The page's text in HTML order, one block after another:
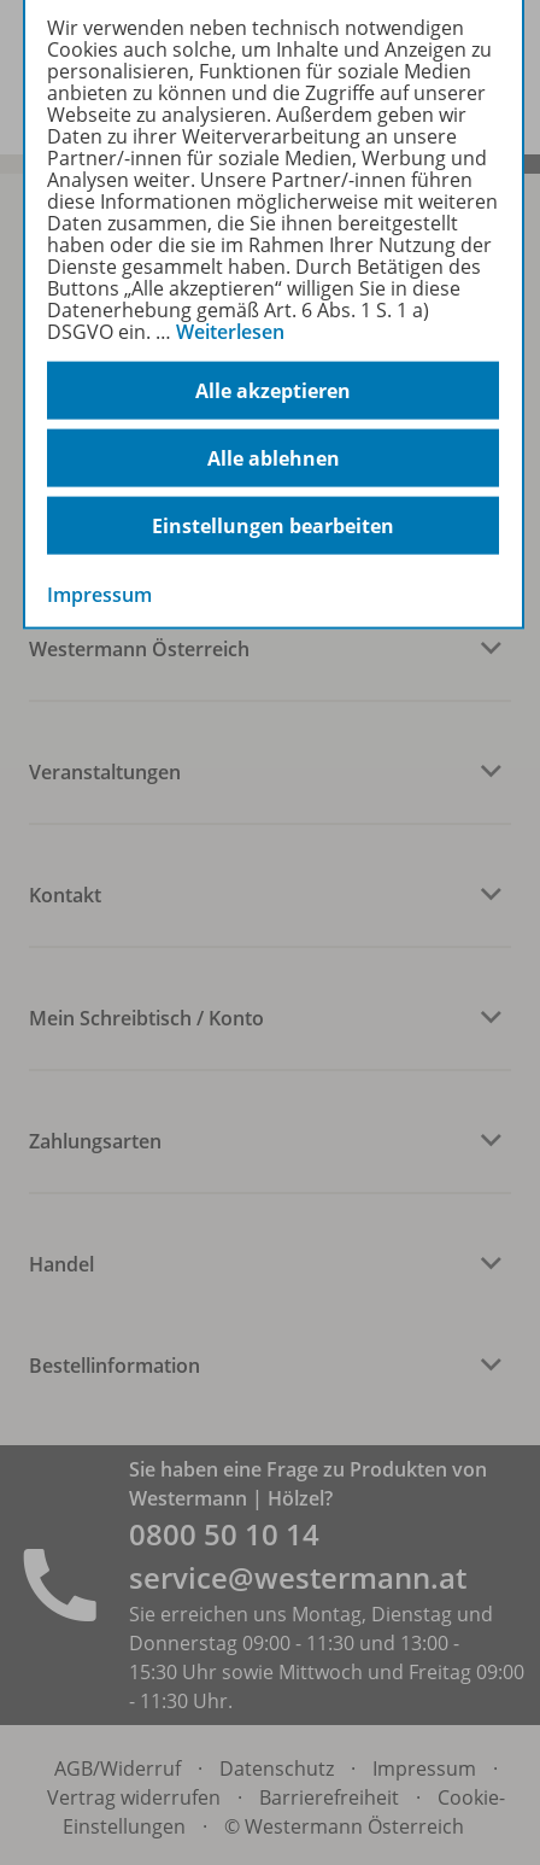
Beschreibung
Sofort profitieren
Folgen Sie uns auf Social Media
Westermann Österreich
Veranstaltungen
Kontakt
Mein Schreibtisch / Konto
Zahlungsarten
Handel
Bestellinformation
Sie haben eine Frage zu Produkten von
Westermann | Hölzel?
0800 50 10 14
service@westermann.at
Sie erreichen uns Montag, Dienstag und
Donnerstag 09:00 - 11:30 und 13:00 -
15:30 Uhr sowie Mittwoch und Freitag 09:00
- 11:30 Uhr.
AGB/Widerruf · Datenschutz · Impressum
·
Vertrag widerrufen
· Barrierefreiheit ·
Cookie-
Einstellungen
· © Westermann Österreich
Wir verwenden neben technisch notwendigen
Cookies auch solche, um Inhalte und Anzeigen zu
personalisieren, Funktionen für soziale Medien
anbieten zu können und die Zugriffe auf unserer
Webseite zu analysieren. Außerdem geben wir
Daten zu ihrer Weiterverarbeitung an unsere
Partner/-innen für soziale Medien, Werbung und
Analysen weiter. Unsere Partner/-innen führen
diese Informationen möglicherweise mit weiteren
Daten zusammen, die Sie ihnen bereitgestellt
haben oder die sie im Rahmen Ihrer Nutzung der
Dienste gesammelt haben. Durch Betätigen des
Buttons „Alle akzeptieren“ willigen Sie in diese
Datenerhebung gemäß Art. 6 Abs. 1 S. 1 a)
DSGVO ein. … Weiterlesen
Alle akzeptieren
Alle ablehnen
Einstellungen bearbeiten
Impressum